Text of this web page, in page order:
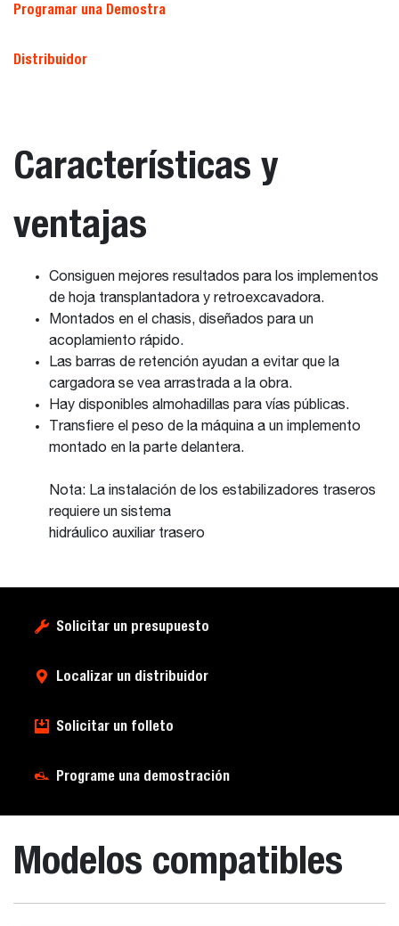
Programar una Demostra
Distribuidor
Características y
ventajas
Consiguen mejores resultados para los implementos
de hoja transplantadora y retroexcavadora.
Montados en el chasis, diseñados para un
acoplamiento rápido.
Las barras de retención ayudan a evitar que la
cargadora se vea arrastrada a la obra.
Hay disponibles almohadillas para vías públicas.
Transfiere el peso de la máquina a un implemento
montado en la parte delantera.
Nota: La instalación de los estabilizadores traseros
requiere un sistema
hidráulico auxiliar trasero
Solicitar un presupuesto
Localizar un distribuidor
Solicitar un folleto
Programe una demostración
Modelos compatibles